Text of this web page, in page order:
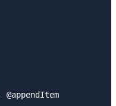
@appendItem